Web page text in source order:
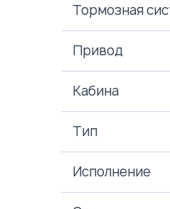
Тормозная
Привод
Кабина
Тип
Исполнение